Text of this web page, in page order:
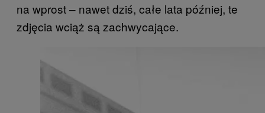
na wprost ‒ nawet dziś, całe lata później, te
zdjęcia wciąż są zachwycające.